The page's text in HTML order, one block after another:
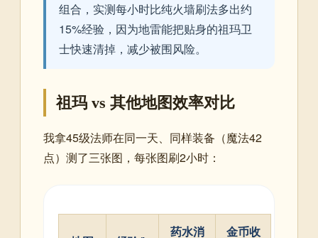
组合，实测每小时比纯火墙刷法多出约
15%经验，因为地雷能把贴身的祖玛卫
士快速清掉，减少被围风险。
祖玛 vs 其他地图效率对比
我拿45级法师在同一天、同样装备（魔法42
点）测了三张图，每张图刷2小时：
药水消
金币收